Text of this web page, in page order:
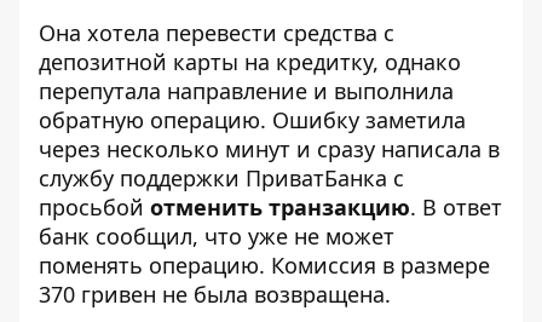
Она хотела перевести средства с
депозитной карты на кредитку, однако
перепутала направление и выполнила
обратную операцию. Ошибку заметила
через несколько минут и сразу написала в
службу поддержки ПриватБанка с
просьбой отменить транзакцию. В ответ
банк сообщил, что уже не может
поменять операцию. Комиссия в размере
370 гривен не была возвращена.